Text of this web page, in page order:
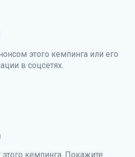
этого кемпинга или его
в соцсетях.
кемпинга. Покажите